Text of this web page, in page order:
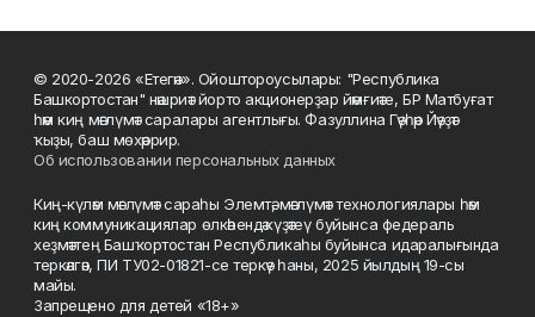
© 2020-2026 «Етегән». Ойоштороусылары: "Республика
Башкортостан" нәшриәт йорто акционерҙар йәмғиәте, БР Матбуғат
һәм киң мәғлүмәт саралары агентлығы. Фазуллина Гәүһәр Йәүҙәт
ҡыҙы, баш мөхәррир.
Об использовании персональных данных
Киң-күләм мәғлүмәт сараһы Элемтә, мәғлүмәт технологиялары һәм
киң коммуникациялар өлкәһендә күҙәтеү буйынса федераль
хеҙмәттең Башҡортостан Республикаһы буйынса идаралығында
теркәлгән, ПИ ТУ02-01821-се теркәү һаны, 2025 йылдың 19-сы
майы.
Запрещено для детей «18+»